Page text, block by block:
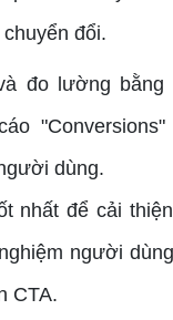
đổi.
đo lường bằng
dùng.
nhất để cải
người
CTA.